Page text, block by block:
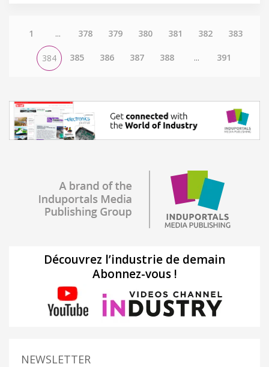
1 ... 378 379 380 381 382 383
384 385 386 387 388 ... 391
Découvrez l’industrie de demain
Abonnez-vous !
NEWSLETTER